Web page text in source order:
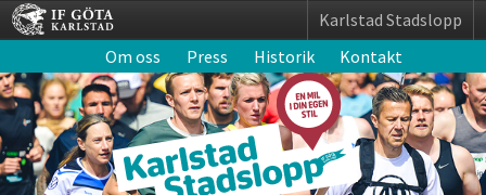
Karlstad Stadslopp
Om oss
Press Historik Kontakt